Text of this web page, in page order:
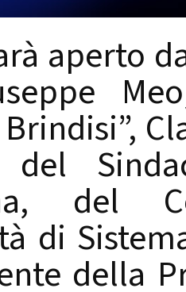
aperto
del
del
di
della